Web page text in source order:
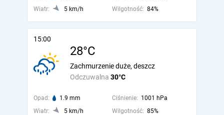
Wiatr:
5 km/h Wilgotność: 84%
15:00
28°C
Odczuwalna 30°C
Zachmurzenie duże, deszcz
Opad: 1.9 mm Ciśnienie: 1001 hPa
Wiatr:
5 km/h Wilgotność: 85%